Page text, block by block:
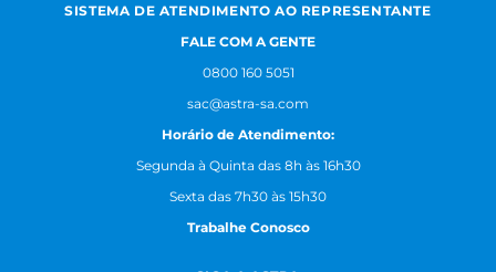
SISTEMA DE ATENDIMENTO AO REPRESENTANTE
FALE COM A GENTE
0800 160 5051
sac@astra-sa.com
Horário de Atendimento:
Segunda à Quinta das 8h às 16h30
Sexta das 7h30 às 15h30
Trabalhe Conosco